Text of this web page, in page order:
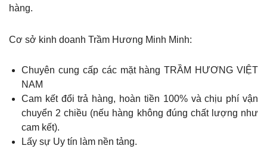
hàng.
Cơ sở kinh doanh Trầm Hương Minh Minh:
Chuyên cung cấp các mặt hàng TRẦM HƯƠNG VIỆT
NAM
Cam kết đổi trả hàng, hoàn tiền 100% và chịu phí vận
chuyển 2 chiều (nếu hàng không đúng chất lượng như
cam kết).
Lấy sự Uy tín làm nền tảng.